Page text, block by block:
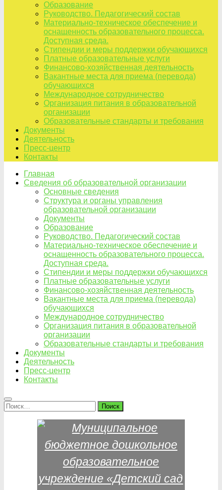
Образование
Руководство. Педагогический состав
Материально-техническое обеспечение и
оснащенность образовательного процесса.
Доступная среда.
Стипендии и меры поддержки обучающихся
Платные образовательные услуги
Финансово-хозяйственная деятельность
Вакантные места для приема (перевода)
обучающихся
Международное сотрудничество
Организация питания в образовательной
организации
Образовательные стандарты и требования
Документы
Деятельность
Пресс-центр
Контакты
Главная
Сведения об образовательной организации
Основные сведения
Структура и органы управления
образовательной организации
Документы
Образование
Руководство. Педагогический состав
Материально-техническое обеспечение и
оснащенность образовательного процесса.
Доступная среда.
Стипендии и меры поддержки обучающихся
Платные образовательные услуги
Финансово-хозяйственная деятельность
Вакантные места для приема (перевода)
обучающихся
Международное сотрудничество
Организация питания в образовательной
организации
Образовательные стандарты и требования
Документы
Деятельность
Пресс-центр
Контакты
Найти: